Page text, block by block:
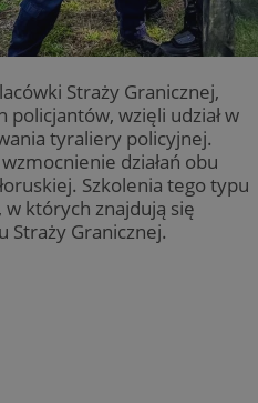
Straży Granicznej,
wzięli udział w
tyraliery policyjnej.
działań obu
Szkolenia tego typu
których znajdują się
Straży Granicznej.